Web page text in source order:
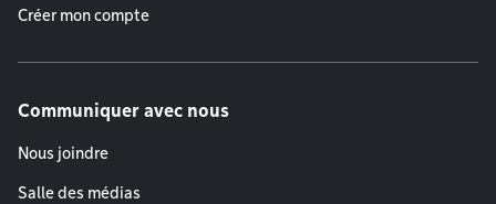
Créer mon compte
Communiquer avec nous
Nous joindre
Salle des médias